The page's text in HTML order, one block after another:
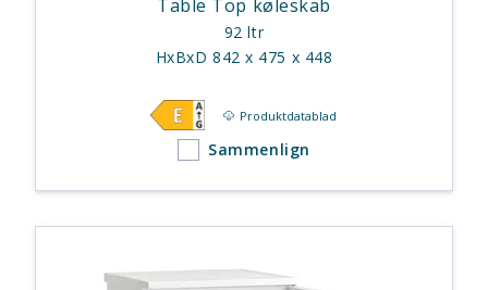
Table Top køleskab
92 ltr
HxBxD 842 x 475 x 448
Produktdatablad
Sammenlign